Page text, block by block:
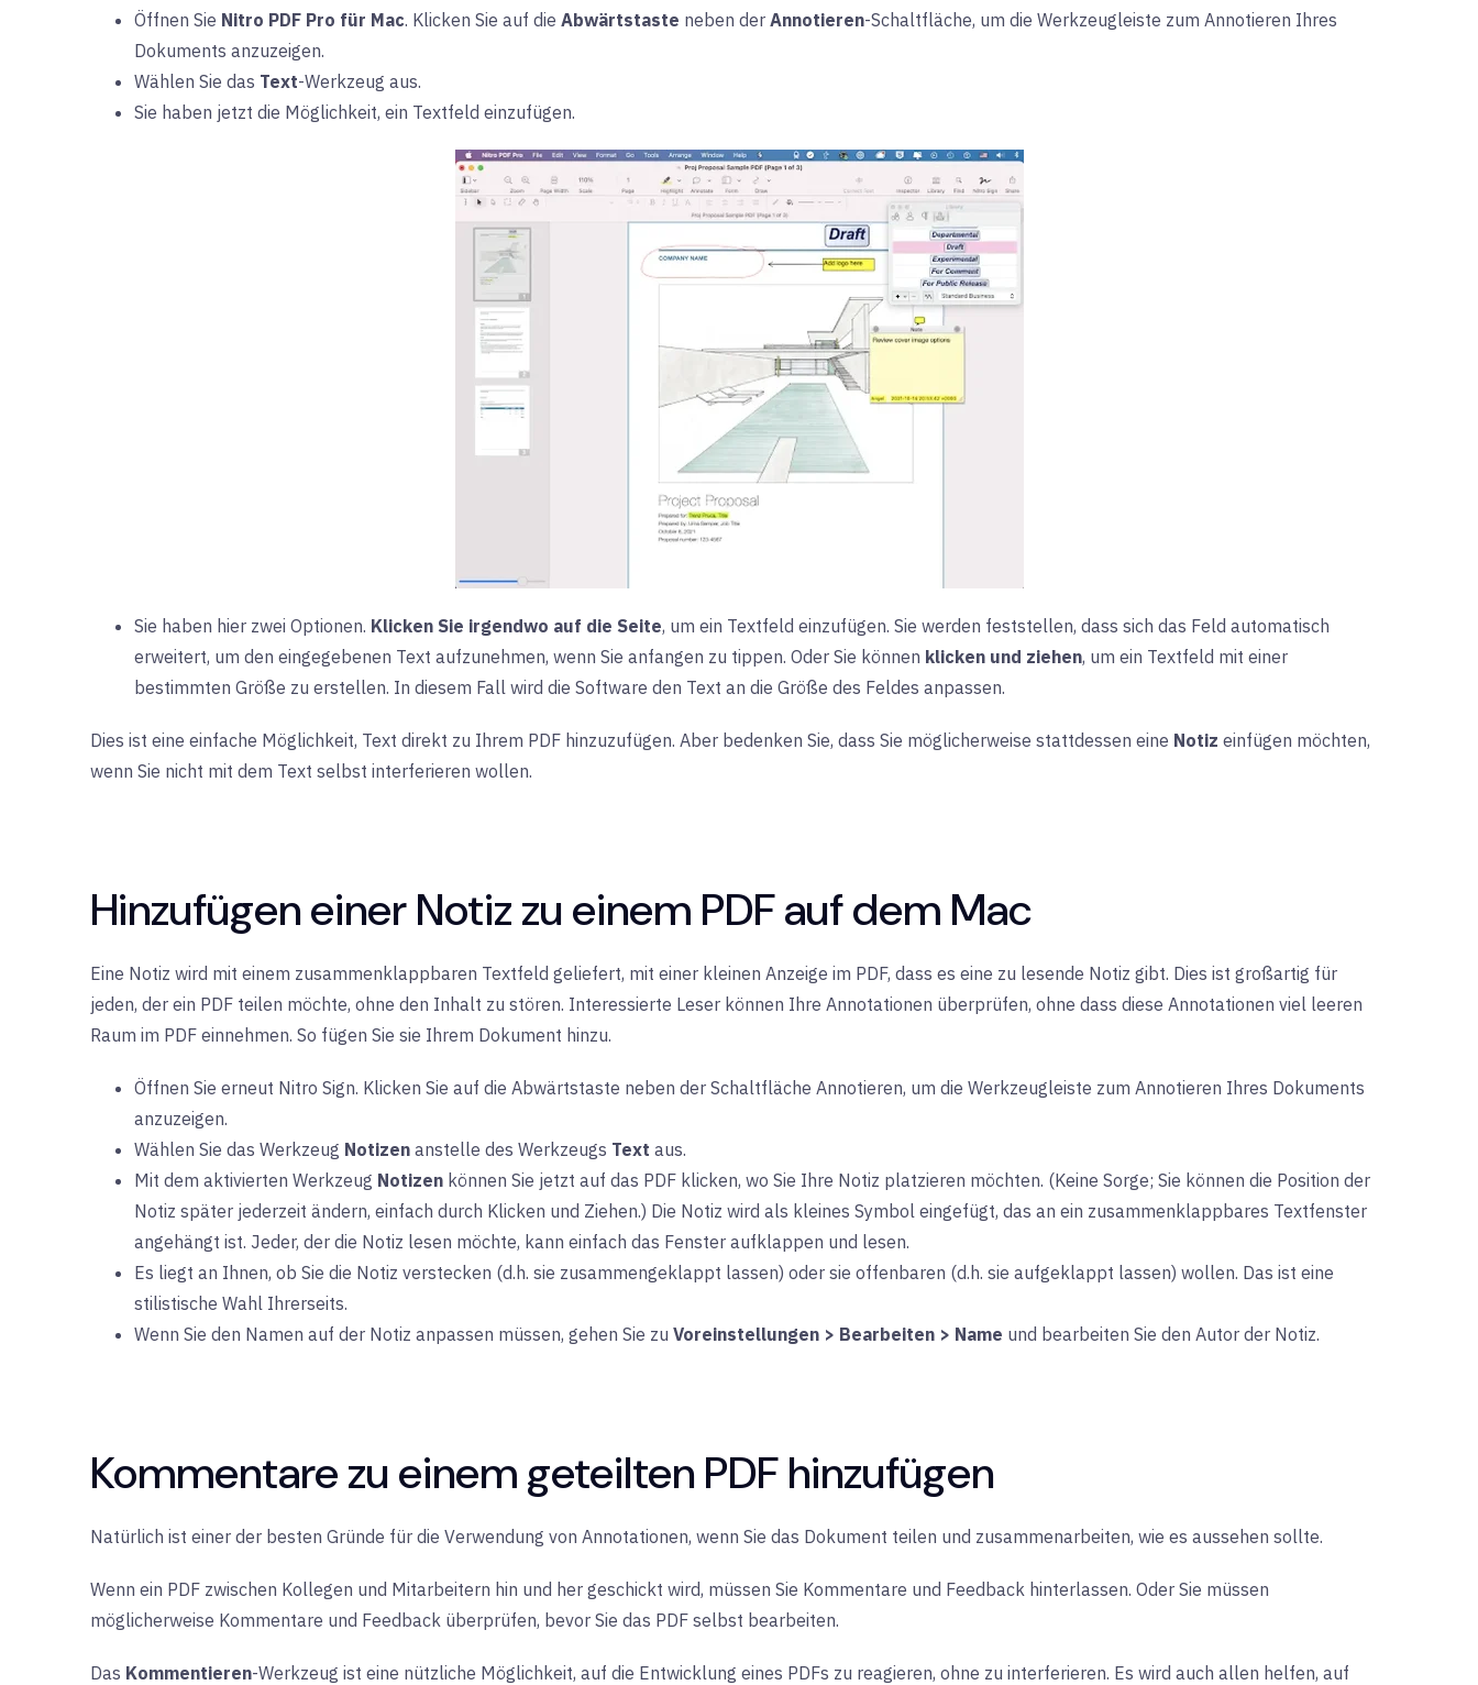
Öffnen Sie Nitro PDF Pro für Mac. Klicken Sie auf die Abwärtstaste neben der Annotieren-Schaltfläche, um die Werkzeugleiste zum Annotieren Ihres
Dokuments anzuzeigen.
Wählen Sie das Text-Werkzeug aus.
Sie haben jetzt die Möglichkeit, ein Textfeld einzufügen.
Sie haben hier zwei Optionen. Klicken Sie irgendwo auf die Seite, um ein Textfeld einzufügen. Sie werden feststellen, dass sich das Feld automatisch
erweitert, um den eingegebenen Text aufzunehmen, wenn Sie anfangen zu tippen. Oder Sie können klicken und ziehen, um ein Textfeld mit einer
bestimmten Größe zu erstellen. In diesem Fall wird die Software den Text an die Größe des Feldes anpassen.
Dies ist eine einfache Möglichkeit, Text direkt zu Ihrem PDF hinzuzufügen. Aber bedenken Sie, dass Sie möglicherweise stattdessen eine Notiz einfügen möchten,
wenn Sie nicht mit dem Text selbst interferieren wollen.
Hinzufügen einer Notiz zu einem PDF auf dem Mac
Eine Notiz wird mit einem zusammenklappbaren Textfeld geliefert, mit einer kleinen Anzeige im PDF, dass es eine zu lesende Notiz gibt. Dies ist großartig für
jeden, der ein PDF teilen möchte, ohne den Inhalt zu stören. Interessierte Leser können Ihre Annotationen überprüfen, ohne dass diese Annotationen viel leeren
Raum im PDF einnehmen. So fügen Sie sie Ihrem Dokument hinzu.
Öffnen Sie erneut Nitro Sign. Klicken Sie auf die Abwärtstaste neben der Schaltfläche Annotieren, um die Werkzeugleiste zum Annotieren Ihres Dokuments
anzuzeigen.
Wählen Sie das Werkzeug Notizen anstelle des Werkzeugs Text aus.
Mit dem aktivierten Werkzeug Notizen können Sie jetzt auf das PDF klicken, wo Sie Ihre Notiz platzieren möchten. (Keine Sorge; Sie können die Position der
Notiz später jederzeit ändern, einfach durch Klicken und Ziehen.) Die Notiz wird als kleines Symbol eingefügt, das an ein zusammenklappbares Textfenster
angehängt ist. Jeder, der die Notiz lesen möchte, kann einfach das Fenster aufklappen und lesen.
Es liegt an Ihnen, ob Sie die Notiz verstecken (d.h. sie zusammengeklappt lassen) oder sie offenbaren (d.h. sie aufgeklappt lassen) wollen. Das ist eine
stilistische Wahl Ihrerseits.
Wenn Sie den Namen auf der Notiz anpassen müssen, gehen Sie zu Voreinstellungen > Bearbeiten > Name und bearbeiten Sie den Autor der Notiz.
Kommentare zu einem geteilten PDF hinzufügen
Natürlich ist einer der besten Gründe für die Verwendung von Annotationen, wenn Sie das Dokument teilen und zusammenarbeiten, wie es aussehen sollte.
Wenn ein PDF zwischen Kollegen und Mitarbeitern hin und her geschickt wird, müssen Sie Kommentare und Feedback hinterlassen. Oder Sie müssen
möglicherweise Kommentare und Feedback überprüfen, bevor Sie das PDF selbst bearbeiten.
Das Kommentieren-Werkzeug ist eine nützliche Möglichkeit, auf die Entwicklung eines PDFs zu reagieren, ohne zu interferieren. Es wird auch allen helfen, auf